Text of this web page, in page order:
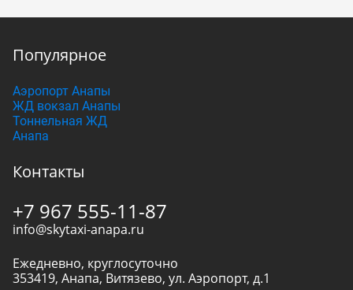
Популярное
Аэропорт Анапы
ЖД вокзал Анапы
Тоннельная ЖД
Анапа
Контакты
+7 967 555-11-87
info@skytaxi-anapa.ru
Ежедневно, круглосуточно
353419, Анапа, Витязево, ул. Аэропорт, д.1